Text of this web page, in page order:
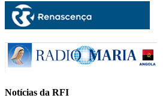
Notícias da RFI